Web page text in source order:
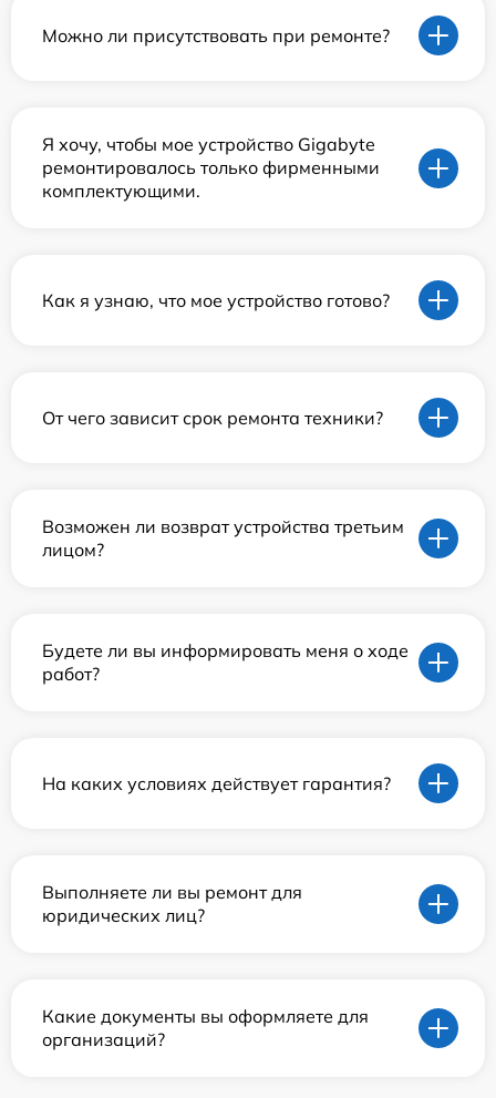
Можно ли присутствовать при ремонте?
Я хочу, чтобы мое устройство Gigabyte
ремонтировалось только фирменными
комплектующими.
Как я узнаю, что мое устройство готово?
От чего зависит срок ремонта техники?
Возможен ли возврат устройства третьим
лицом?
Будете ли вы информировать меня о ходе
работ?
На каких условиях действует гарантия?
Выполняете ли вы ремонт для
юридических лиц?
Какие документы вы оформляете для
организаций?